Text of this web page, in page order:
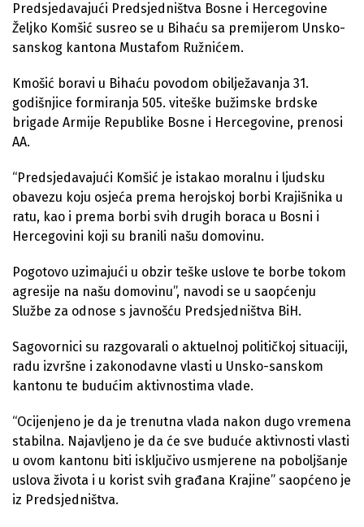
Predsjedavajući Predsjedništva Bosne i Hercegovine
Željko Komšić susreo se u Bihaću sa premijerom Unsko-
sanskog kantona Mustafom Ružnićem.
Kmošić boravi u Bihaću povodom obilježavanja 31.
godišnjice formiranja 505. viteške bužimske brdske
brigade Armije Republike Bosne i Hercegovine, prenosi
AA.
“Predsjedavajući Komšić je istakao moralnu i ljudsku
obavezu koju osjeća prema herojskoj borbi Krajišnika u
ratu, kao i prema borbi svih drugih boraca u Bosni i
Hercegovini koji su branili našu domovinu.
Pogotovo uzimajući u obzir teške uslove te borbe tokom
agresije na našu domovinu”, navodi se u saopćenju
Službe za odnose s javnošću Predsjedništva BiH.
Sagovornici su razgovarali o aktuelnoj političkoj situaciji,
radu izvršne i zakonodavne vlasti u Unsko-sanskom
kantonu te budućim aktivnostima vlade.
“Ocijenjeno je da je trenutna vlada nakon dugo vremena
stabilna. Najavljeno je da će sve buduće aktivnosti vlasti
u ovom kantonu biti isključivo usmjerene na poboljšanje
uslova života i u korist svih građana Krajine” saopćeno je
iz Predsjedništva.